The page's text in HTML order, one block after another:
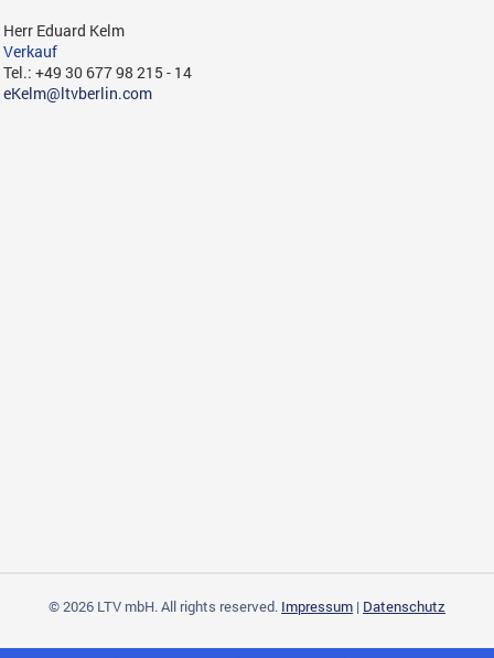
Herr Eduard Kelm
Verkauf
Tel.: +49 30 677 98 215 - 14
eKelm@ltvberlin.com
© 2026 LTV mbH. All rights reserved. Impressum | Datenschutz